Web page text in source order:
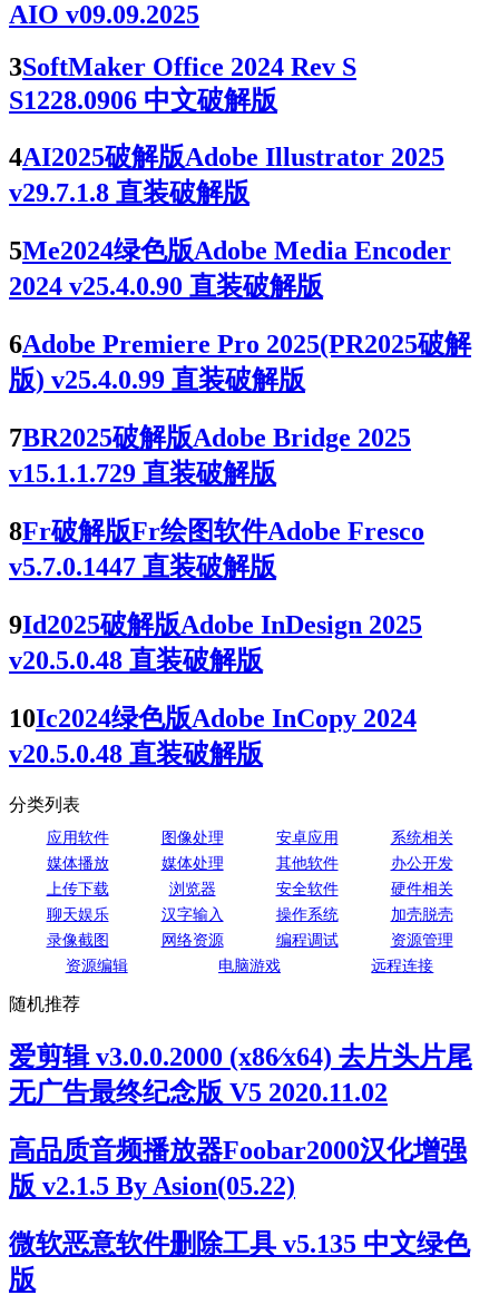
AIO v09.09.2025
3SoftMaker Office 2024 Rev S
S1228.0906 中文破解版
4AI2025破解版Adobe Illustrator 2025
v29.7.1.8 直装破解版
5Me2024绿色版Adobe Media Encoder
2024 v25.4.0.90 直装破解版
6Adobe Premiere Pro 2025(PR2025破解
版) v25.4.0.99 直装破解版
7BR2025破解版Adobe Bridge 2025
v15.1.1.729 直装破解版
8Fr破解版Fr绘图软件Adobe Fresco
v5.7.0.1447 直装破解版
9Id2025破解版Adobe InDesign 2025
v20.5.0.48 直装破解版
10Ic2024绿色版Adobe InCopy 2024
v20.5.0.48 直装破解版
分类列表
应用软件 图像处理 安卓应用
系统相关
媒体播放
媒体处理 其他软件
办公开发
上传下载
浏览器 安全软件
硬件相关
聊天娱乐
汉字输入 操作系统
加壳脱壳
录像截图
网络资源 编程调试
资源管理
资源编辑
电脑游戏 远程连接
随机推荐
爱剪辑 v3.0.0.2000 (x86∕x64) 去片头片尾
无广告最终纪念版 V5 2020.11.02
高品质音频播放器Foobar2000汉化增强
版 v2.1.5 By Asion(05.22)
微软恶意软件删除工具 v5.135 中文绿色
版